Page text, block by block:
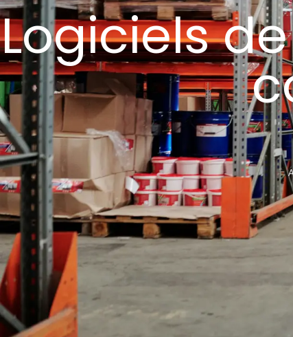
Logiciels